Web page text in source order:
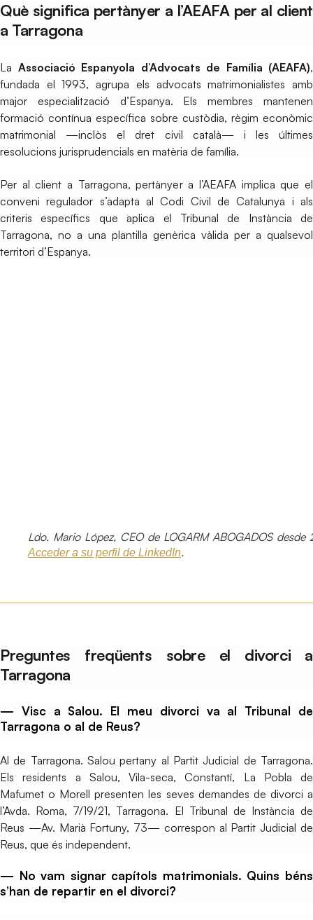
Què significa pertànyer a l’AEAFA per al client
a Tarragona
La Associació Espanyola d’Advocats de Família (AEAFA),
fundada el 1993, agrupa els advocats matrimonialistes amb
major especialització d’Espanya. Els membres mantenen
formació contínua específica sobre custòdia, règim econòmic
matrimonial —inclòs el dret civil català— i les últimes
resolucions jurisprudencials en matèria de família.
Per al client a Tarragona, pertànyer a l’AEAFA implica que el
conveni regulador s’adapta al Codi Civil de Catalunya i als
criteris específics que aplica el Tribunal de Instància de
Tarragona, no a una plantilla genèrica vàlida per a qualsevol
territori d’Espanya.
Ldo. Mario López, CEO de LOGARM ABOGADOS desde
Acceder a su perfil de LinkedIn.
Preguntes freqüents sobre el divorci a
Tarragona
— Visc a Salou. El meu divorci va al Tribunal de
Tarragona o al de Reus?
Al de Tarragona. Salou pertany al Partit Judicial de Tarragona.
Els residents a Salou, Vila-seca, Constantí, La Pobla de
Mafumet o Morell presenten les seves demandes de divorci a
l’Avda. Roma, 7/19/21, Tarragona. El Tribunal de Instància de
Reus —Av. Marià Fortuny, 73— correspon al Partit Judicial de
Reus, que és independent.
— No vam signar capítols matrimonials. Quins béns
s’han de repartir en el divorci?